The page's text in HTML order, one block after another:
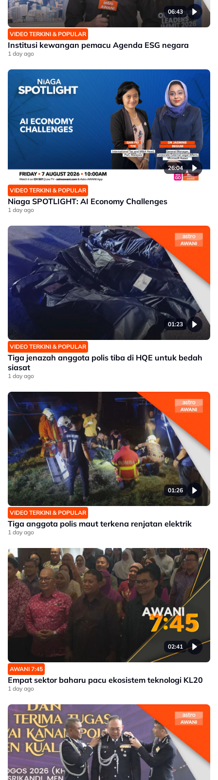
06:43
VIDEO TERKINI & POPULAR
Institusi kewangan pemacu Agenda ESG negara
1 day ago
26:04
VIDEO TERKINI & POPULAR
Niaga SPOTLIGHT: AI Economy Challenges
1 day ago
01:23
VIDEO TERKINI & POPULAR
Tiga jenazah anggota polis tiba di HQE untuk bedah
siasat
1 day ago
01:26
VIDEO TERKINI & POPULAR
Tiga anggota polis maut terkena renjatan elektrik
1 day ago
02:41
AWANI 7:45
Empat sektor baharu pacu ekosistem teknologi KL20
1 day ago